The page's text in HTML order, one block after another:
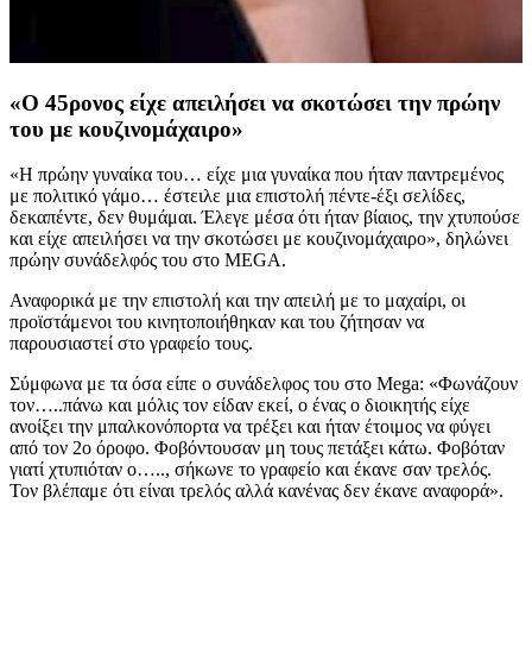
«Ο 45ρονος είχε απειλήσει να σκοτώσει την πρώην
του με κουζινομάχαιρο»
«Η πρώην γυναίκα του… είχε μια γυναίκα που ήταν παντρεμένος
με πολιτικό γάμο… έστειλε μια επιστολή πέντε-έξι σελίδες,
δεκαπέντε, δεν θυμάμαι. Έλεγε μέσα ότι ήταν βίαιος, την χτυπούσε
και είχε απειλήσει να την σκοτώσει με κουζινομάχαιρο», δηλώνει
πρώην συνάδελφός του στο MEGA.
Αναφορικά με την επιστολή και την απειλή με το μαχαίρι, οι
προϊστάμενοι του κινητοποιήθηκαν και του ζήτησαν να
παρουσιαστεί στο γραφείο τους.
Σύμφωνα με τα όσα είπε ο συνάδελφος του στο Mega: «Φωνάζουν
τον…..πάνω και μόλις τον είδαν εκεί, ο ένας ο διοικητής είχε
ανοίξει την μπαλκονόπορτα να τρέξει και ήταν έτοιμος να φύγει
από τον 2ο όροφο. Φοβόντουσαν μη τους πετάξει κάτω. Φοβόταν
γιατί χτυπιόταν ο….., σήκωνε το γραφείο και έκανε σαν τρελός.
Τον βλέπαμε ότι είναι τρελός αλλά κανένας δεν έκανε αναφορά».